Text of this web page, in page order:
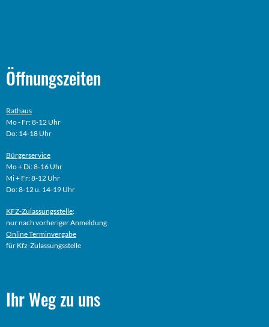
Öffnungszeiten
Rathaus
Mo - Fr: 8-12 Uhr
Do: 14-18 Uhr
Bürgerservice
Mo + Di: 8-16 Uhr
Mi + Fr: 8-12 Uhr
Do: 8-12 u. 14-19 Uhr
KFZ-Zulassungsstelle:
nur nach vorheriger Anmeldung
OnlineTerminvergabe
für Kfz-Zulassungsstelle
Ihr Weg zu uns